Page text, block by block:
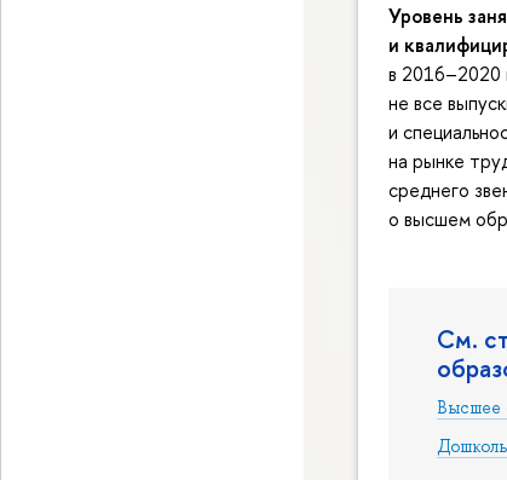
Уровень
и
в 2016–2020
не все
и
на рынке
среднего
о высшем
См.
Высшее